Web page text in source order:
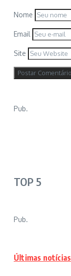
Nome
Email
Site
Pub.
TOP 5
Pub.
Últimas notícias